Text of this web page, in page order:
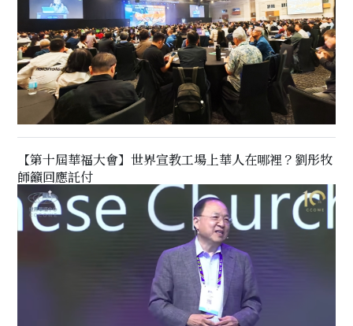
【第十屆華福大會】世界宣教工場上華人在哪裡？劉彤牧
師籲回應託付